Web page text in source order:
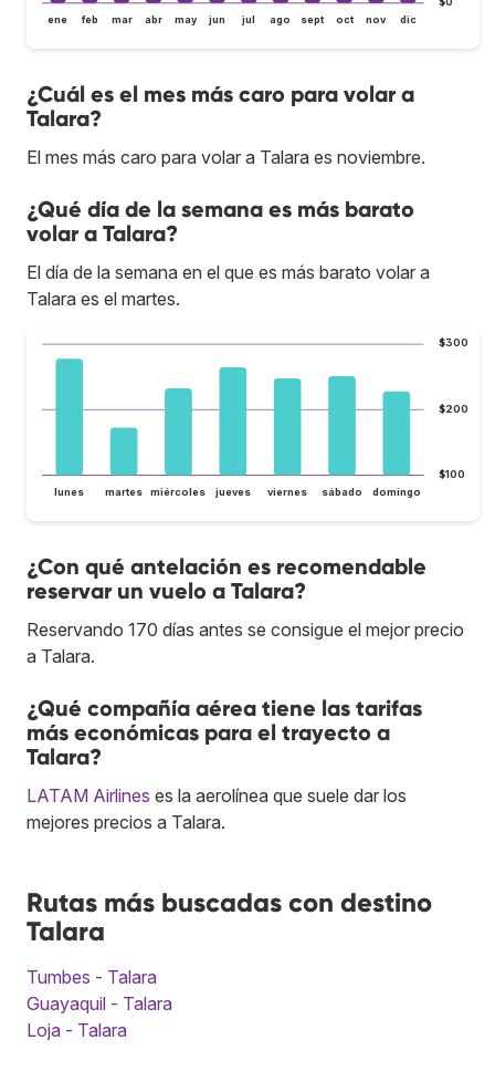
ene feb mar abr may jun jul ago sept oct nov dic
¿Cuál es el mes más caro para volar a
Talara?
El mes más caro para volar a Talara es noviembre.
¿Qué día de la semana es más barato
volar a Talara?
El día de la semana en el que es más barato volar a
Talara es el martes.
$100
$200
$300
lunes martes miércoles jueves viernes sábado domingo
¿Con qué antelación es recomendable
reservar un vuelo a Talara?
Reservando 170 días antes se consigue el mejor precio
a Talara.
¿Qué compañía aérea tiene las tarifas
más económicas para el trayecto a
Talara?
LATAM Airlines es la aerolínea que suele dar los
mejores precios a Talara.
Rutas más buscadas con destino
Talara
Tumbes - Talara
Guayaquil - Talara
Loja - Talara